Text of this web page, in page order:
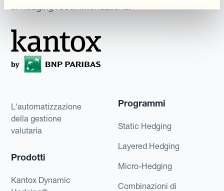
or hedging recommendations.
L'automatizzazione
della gestione
valutaria
Prodotti
Kantox Dynamic
Programmi
Static Hedging
Layered Hedging
Micro-Hedging
Combinazioni di